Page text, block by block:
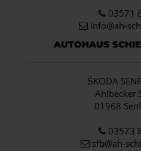
03571
info@ah-
AUTOHAUS
ŠKODA
Ahlbecker
01968
03573
sfb@ah-